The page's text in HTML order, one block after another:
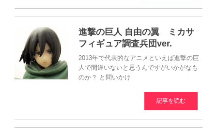
進撃の巨人 自由の翼 ミカサ
フィギュア調査兵団ver.
2013年で代表的なアニメといえば進撃の巨
人で間違いないと思うんですがいかがなも
のか？ と問いかけ
記事を読む